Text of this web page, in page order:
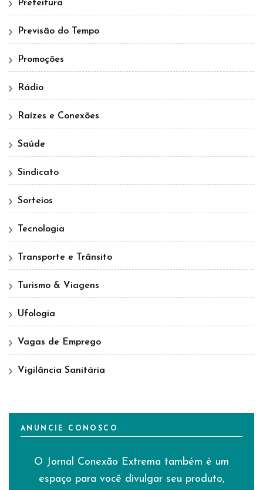
Prefeitura
Previsão do Tempo
Promoções
Rádio
Raízes e Conexões
Saúde
Sindicato
Sorteios
Tecnologia
Transporte e Trânsito
Turismo & Viagens
Ufologia
Vagas de Emprego
Vigilância Sanitária
ANUNCIE CONOSCO
O Jornal Conexão Extrema também é um
espaço para você divulgar seu produto,